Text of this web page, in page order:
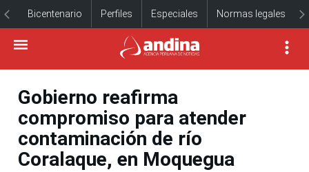
Bicentenario Perfiles Especiales Normas legales
Gobierno reafirma
compromiso para atender
contaminación de río
Coralaque, en Moquegua